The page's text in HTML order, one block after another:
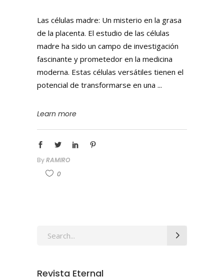
Las células madre: Un misterio en la grasa
de la placenta. El estudio de las células
madre ha sido un campo de investigación
fascinante y prometedor en la medicina
moderna. Estas células versátiles tienen el
potencial de transformarse en una
Learn more
ByRAMIRO
0
Revista Eternal